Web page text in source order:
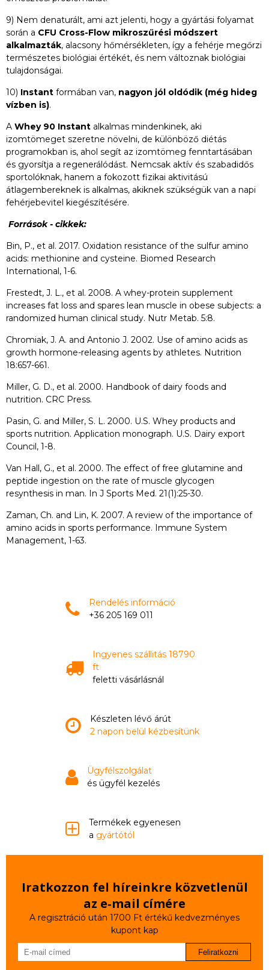
9) Nem denaturált, ami azt jelenti, hogy a gyártási folyamat
során a CFU Cross-Flow mikroszűrési módszert
alkalmazták, alacsony hőmérsékleten, így a fehérje megőrzi
természetes biológiai értékét, és nem változnak biológiai
tulajdonságai.
10) Instant formában van, nagyon jól oldódik (még hideg
vízben is).
A Whey 90 Instant alkalmas mindenkinek, aki
izomtömeget szeretne növelni, de különböző diétás
programokban is, ahol segít az izomtömeg fenntartásában
és gyorsítja a regenerálódást. Nemcsak aktív és szabadidős
sportolóknak, hanem a fokozott fizikai aktivitású
átlagembereknek is alkalmas, akiknek szükségük van a napi
fehérjebevitel kiegészítésére.
Források - cikkek:
Bin, P., et al. 2017. Oxidation resistance of the sulfur amino
acids: methionine and cysteine. Biomed Research
International, 1-6.
Frestedt, J. L., et al. 2008. A whey-protein supplement
increases fat loss and spares lean muscle in obese subjects: a
randomized human clinical study. Nutr Metab. 5:8.
Chromiak, J. A. and Antonio J. 2002. Use of amino acids as
growth hormone-releasing agents by athletes. Nutrition
18:657-661.
Miller, G. D., et al. 2000. Handbook of dairy foods and
nutrition. CRC Press.
Pasin, G. and Miller, S. L. 2000. U.S. Whey products and
sports nutrition. Application monograph. U.S. Dairy export
Council, 1-8.
Van Hall, G., et al. 2000. The effect of free glutamine and
peptide ingestion on the rate of muscle glycogen
resynthesis in man. In J Sports Med. 21(1):25-30.
Zaman, Ch. and Lin, K. 2007. A review of the importance of
amino acids in sports performance. Immune System
Management, 1-63.
Rendelés információ
+36 205 169 011
Ingyenes szállitás 18790
ft
feletti vásárlásnál
Készleten lévő árút
2 napon belül kézbesítünk
Ügyfélszolgálat
és ügyfél kezelés
Termékek egyenesen
a gyártótól
Iratkozzon fel híreinkre közvetlenül
az e‑mail címére
A regisztráció után 1700 Ft értékű kedvezményes
kupont kap
Feliratkozni